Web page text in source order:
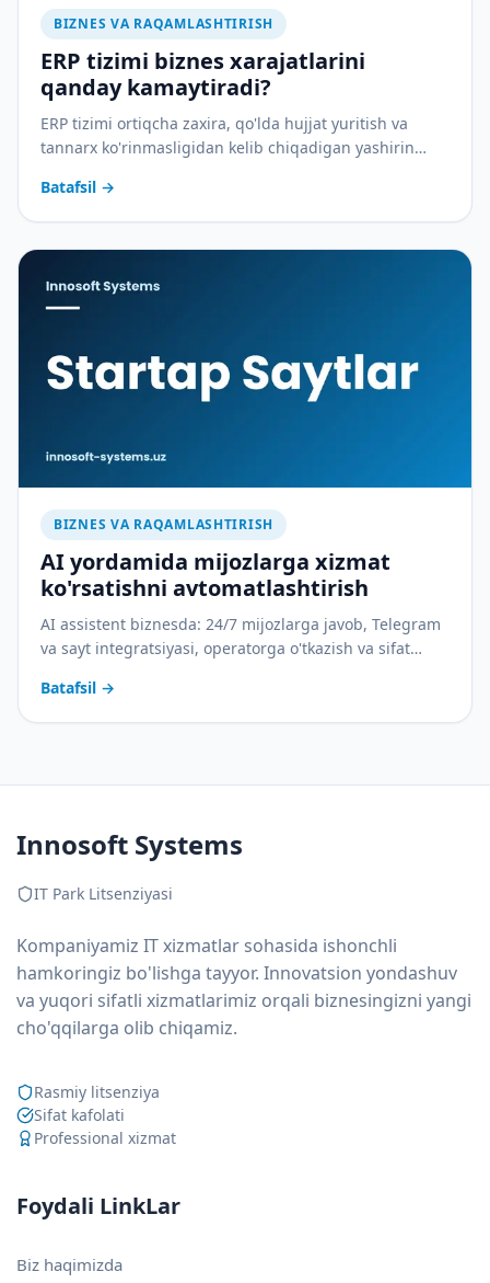
BIZNES VA RAQAMLASHTIRISH
ERP tizimi biznes xarajatlarini
qanday kamaytiradi?
ERP tizimi ortiqcha zaxira, qo'lda hujjat yuritish va
tannarx ko'rinmasligidan kelib chiqadigan yashirin
Batafsil →
BIZNES VA RAQAMLASHTIRISH
AI yordamida mijozlarga xizmat
ko'rsatishni avtomatlashtirish
AI assistent biznesda: 24/7 mijozlarga javob, Telegram
va sayt integratsiyasi, operatorga o'tkazish va sifat
Batafsil →
Innosoft Systems
IT Park Litsenziyasi
Kompaniyamiz IT xizmatlar sohasida ishonchli
hamkoringiz bo'lishga tayyor. Innovatsion yondashuv
va yuqori sifatli xizmatlarimiz orqali biznesingizni yangi
cho'qqilarga olib chiqamiz.
Rasmiy litsenziya
Sifat kafolati
Professional xizmat
Foydali LinkLar
Biz haqimizda